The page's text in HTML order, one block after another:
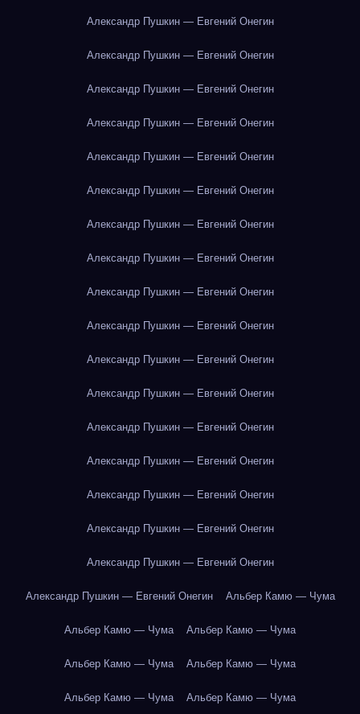
Александр Пушкин — Евгений Онегин
Александр Пушкин — Евгений Онегин
Александр Пушкин — Евгений Онегин
Александр Пушкин — Евгений Онегин
Александр Пушкин — Евгений Онегин
Александр Пушкин — Евгений Онегин
Александр Пушкин — Евгений Онегин
Александр Пушкин — Евгений Онегин
Александр Пушкин — Евгений Онегин
Александр Пушкин — Евгений Онегин
Александр Пушкин — Евгений Онегин
Александр Пушкин — Евгений Онегин
Александр Пушкин — Евгений Онегин
Александр Пушкин — Евгений Онегин
Александр Пушкин — Евгений Онегин
Александр Пушкин — Евгений Онегин
Александр Пушкин — Евгений Онегин
Александр Пушкин — Евгений Онегин Альбер Камю — Чума
Альбер Камю — Чума Альбер Камю — Чума
Альбер Камю — Чума Альбер Камю — Чума
Альбер Камю — Чума Альбер Камю — Чума